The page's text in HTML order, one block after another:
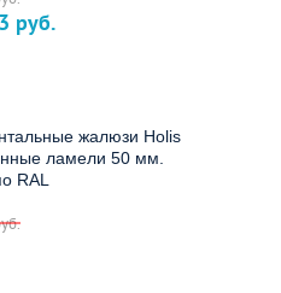
руб.
жалюзи Holis
ламели 50 мм.
RAL